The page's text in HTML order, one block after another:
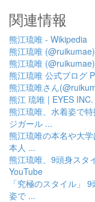
関連情報
熊江琉唯 - Wikipedia
熊江琉唯
熊江琉唯
熊江琉唯 公式ブログ
熊江琉唯さん
熊江 琉唯 | EYES INC.
熊江琉唯、水着姿で
ジガール ...
熊江琉唯の本名や大
本人 ...
熊江琉唯、9頭身スタ
YouTube
「究極のスタイル」
姿で ...